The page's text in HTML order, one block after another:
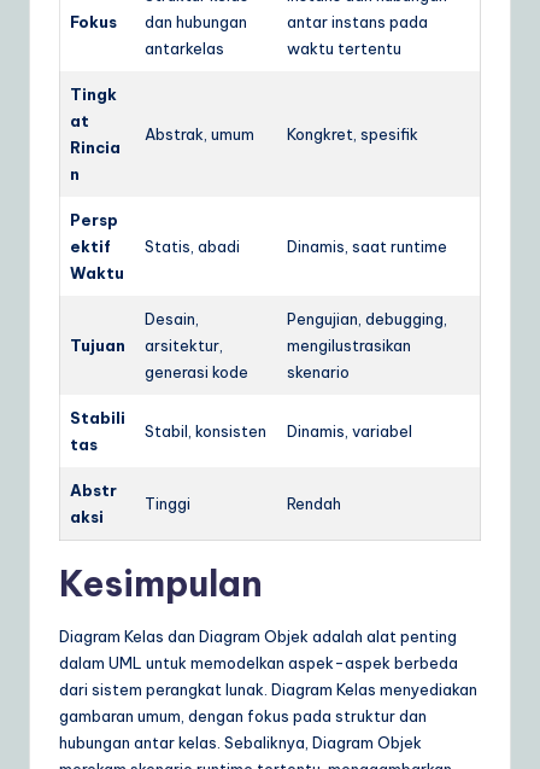
Fokus
dan hubungan
antarkelas
antar instans pada
waktu tertentu
Tingk
at
Rincia
n
Abstrak, umum Kongkret, spesifik
Persp
ektif
Waktu
Statis, abadi Dinamis, saat runtime
Tujuan
Desain,
arsitektur,
generasi kode
Pengujian, debugging,
mengilustrasikan
skenario
Stabili
tas
Stabil, konsisten Dinamis, variabel
Abstr
aksi
Tinggi Rendah
Kesimpulan
Diagram Kelas dan Diagram Objek adalah alat penting
dalam UML untuk memodelkan aspek-aspek berbeda
dari sistem perangkat lunak. Diagram Kelas menyediakan
gambaran umum, dengan fokus pada struktur dan
hubungan antar kelas. Sebaliknya, Diagram Objek